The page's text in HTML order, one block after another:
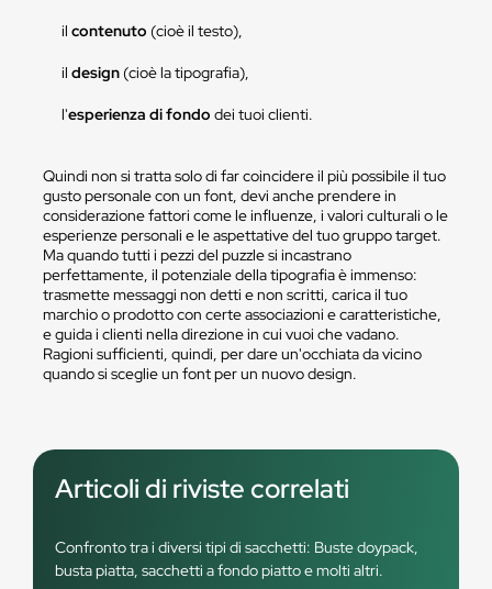
ilcontenuto (cioè il testo),
ildesign (cioè la tipografia),
l'esperienza di fondo dei tuoi clienti.
Quindi non si tratta solo di far coincidere il più possibile il tuo
gusto personale con un font, devi anche prendere in
considerazione fattori come le influenze, i valori culturali o le
esperienze personali e le aspettative del tuo gruppo target.
Ma quando tutti i pezzi del puzzle si incastrano
perfettamente, il potenziale della tipografia è immenso:
trasmette messaggi non detti e non scritti, carica il tuo
marchio o prodotto con certe associazioni e caratteristiche,
e guida i clienti nella direzione in cui vuoi che vadano.
Ragioni sufficienti, quindi, per dare un'occhiata da vicino
quando si sceglie un font per un nuovo design.
Articoli di riviste correlati
Confronto tra i diversi tipi di sacchetti: Buste doypack,
busta piatta, sacchetti a fondo piatto e molti altri.